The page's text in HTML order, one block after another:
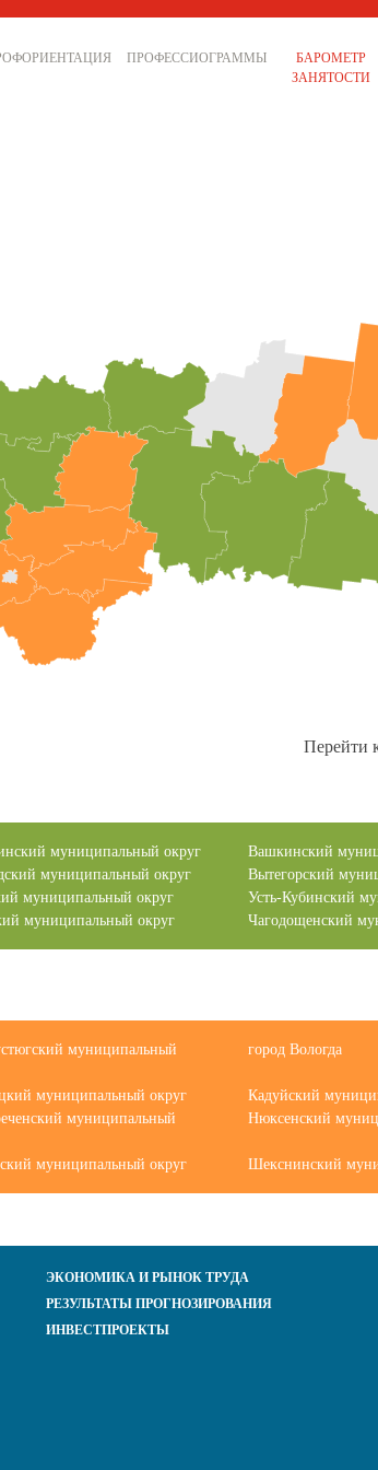
ПРОФЕССИОГРАММЫ
БАРОМЕТР
ЗАНЯТОСТИ
Перейти
муниципальный округ
Вашкинский
муниципальный округ
Вытегорский
муниципальный округ
Усть-Кубинский
муниципальный округ Чагодощенский
муниципальный
город Вологда
муниципальный округ
Кадуйский
муниципальный
Нюксенский
муниципальный округ Шекснинский
ЭКОНОМИКА И РЫНОК ТРУДА
РЕЗУЛЬТАТЫ ПРОГНОЗИРОВАНИЯ
ИНВЕСТПРОЕКТЫ